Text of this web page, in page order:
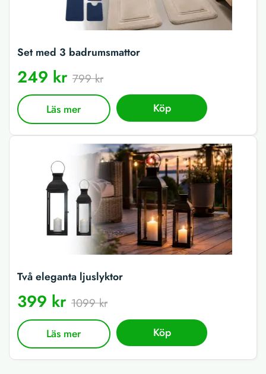
Set med 3 badrumsmattor
249 kr 799 kr
Läs mer Köp
Två eleganta ljuslyktor
399 kr 1099 kr
Läs mer Köp